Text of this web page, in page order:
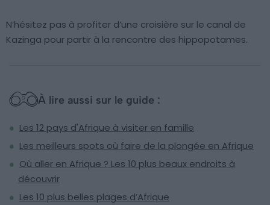
N’hésitez pas à profiter d’une croisière sur le canal de
Kazinga pour partir à la rencontre des hippopotames.
À lire aussi sur le guide :
Les 12 pays d'Afrique à visiter en famille
Les meilleurs spots où faire de la plongée en Afrique
Où aller en Afrique ? Les 10 plus beaux endroits à
découvrir
Les 10 plus belles plages d’Afrique